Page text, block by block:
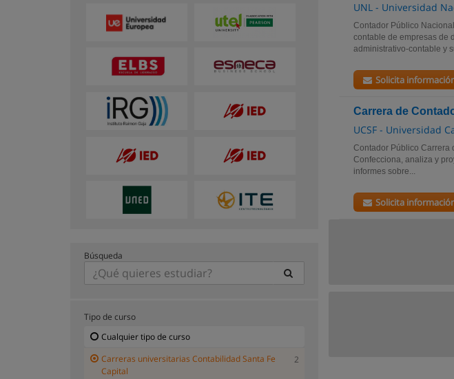
UNL - Universidad
Contador Público
contable de empresas de
administrativo-contable y
Solicita
Carrera de
UCSF - Universidad
Contador Público Carrera
Confecciona, analiza y
informes sobre...
Solicita
Búsqueda
Tipo de curso
Cualquier tipo de curso
Carreras universitarias Contabilidad Santa Fe
Capital
2